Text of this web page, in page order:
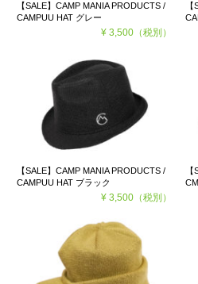
【SALE】CAMP MANIA PRODUCTS /
CAMPUU HAT グレー
¥ 3,500（税別）
【SALE】CAMP MANIA PRODUCTS /
CAMPUU HAT ブラック
¥ 3,500（税別）